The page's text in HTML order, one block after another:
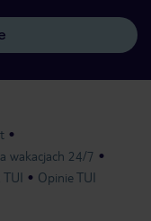
wakacjach 24/7
TUI Opinie TUI